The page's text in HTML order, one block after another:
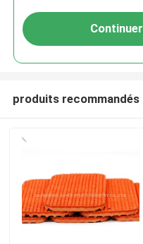
Continuer
produits recommandés